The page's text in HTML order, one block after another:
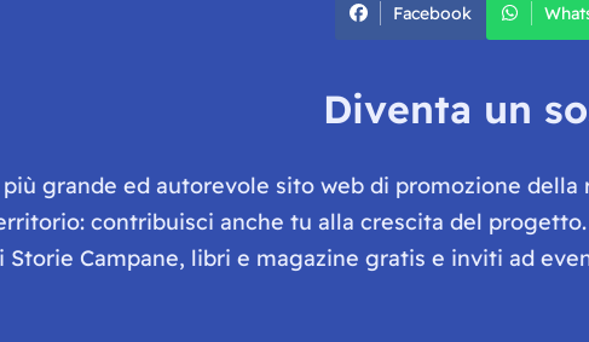
Facebook
Diventa un
grande ed autorevole sito web di promozione
contribuisci anche tu alla crescita del
Storie Campane, libri e magazine gratis e inviti ad